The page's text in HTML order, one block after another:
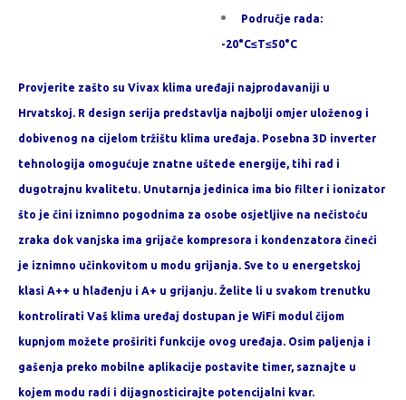
Područje rada:
-20°C≤T≤50°C
Provjerite zašto su Vivax klima uređaji najprodavaniji u
Hrvatskoj. R design serija predstavlja najbolji omjer uloženog i
dobivenog na cijelom tržištu klima uređaja. Posebna 3D inverter
tehnologija omogućuje znatne uštede energije, tihi rad i
dugotrajnu kvalitetu. Unutarnja jedinica ima bio filter i ionizator
što je čini iznimno pogodnima za osobe osjetljive na nečistoću
zraka dok vanjska ima grijače kompresora i kondenzatora čineći
je iznimno učinkovitom u modu grijanja. Sve to u energetskoj
klasi A++ u hlađenju i A+ u grijanju. Želite li u svakom trenutku
kontrolirati Vaš klima uređaj dostupan je WiFi modul čijom
kupnjom možete proširiti funkcije ovog uređaja. Osim paljenja i
gašenja preko mobilne aplikacije postavite timer, saznajte u
kojem modu radi i dijagnosticirajte potencijalni kvar.